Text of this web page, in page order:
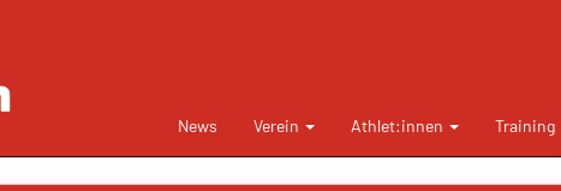
News Verein Athlet:innen Training